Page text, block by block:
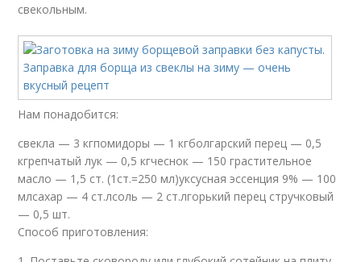
свекольным.
Нам понадобится:
свекла — 3 кгпомидоры — 1 кгболгарский перец — 0,5
кгрепчатый лук — 0,5 кгчеснок — 150 грастительное
масло — 1,5 ст. (1ст.=250 мл)уксусная эссенция 9% — 100
млсахар — 4 ст.лсоль — 2 ст.лгорький перец стручковый
— 0,5 шт.
Способ приготовления: